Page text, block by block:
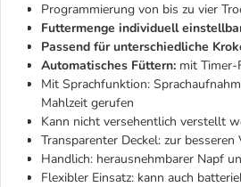
Programmierung von bis zu vier
Futtermenge individuell
Passend für unterschiedliche
Automatisches Füttern: mit
Mit Sprachfunktion:
Mahlzeit gerufen
Kann nicht versehentlich verstellt
Transparenter Deckel: zur
Handlich: herausnehmbarer Napf
Flexibler Einsatz: kann auch